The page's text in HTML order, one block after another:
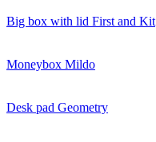
Big box with lid First and Kit
Moneybox Mildo
Desk pad Geometry